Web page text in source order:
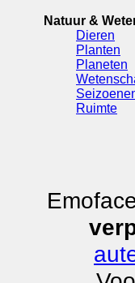
Natuur &
Dieren
Planten
Planeten
Ruimte